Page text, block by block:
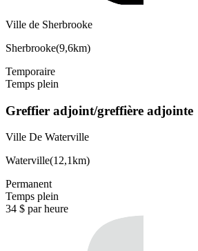
Ville de Sherbrooke
Sherbrooke(9,6km)
Temporaire
Temps plein
Greffier adjoint/greffière adjointe
Ville De Waterville
Waterville(12,1km)
Permanent
Temps plein
34 $ par heure